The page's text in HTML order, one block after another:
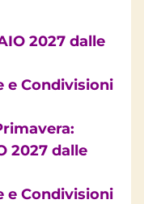
2027 dalle
e Condivisioni
2027 dalle
e Condivisioni